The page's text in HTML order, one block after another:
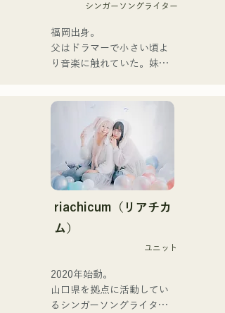
드 편성 등 다양한 형태로 음
악을 표현한다.
녹음과 라이브 지원에는 지
의 오오츠키(Dr.), the
perfect me의 후루히로 유야
(Gt.), xanadoo의 S0.(Ba.)를
맞아 활동을 한다.
【NEW SINGLE】
2025년 6월 25일에 신곡
「세계는 사랑이야」를 릴리
스.
シンガーソングライター
福岡出身。
父はドラマーで小さい頃よ
り音楽に触れていた。妹
家族で音楽を楽しむミュー
ジックファミリー。
10代後半にアメリカへ4年
半留学。
現在はLOVE FMの"music
×serendipity"でラジオDJを
務める。
デルやタレントとしても活
躍中。世界的有名なオーデ
ゴットタレント」で日本人
の芸人史上初のゴールデン
riachicum（リアチカ
ム）
ユニット
2020年始動。
山口県を拠点に活動してい
るシンガーソングライター